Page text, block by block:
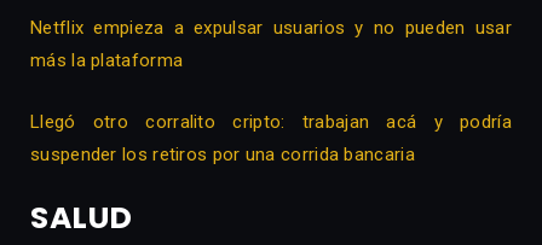
Netflix empieza a expulsar usuarios y no pueden usar
más la plataforma
Llegó otro corralito cripto: trabajan acá y podría
suspender los retiros por una corrida bancaria
SALUD